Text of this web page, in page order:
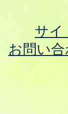
サイ
お問い